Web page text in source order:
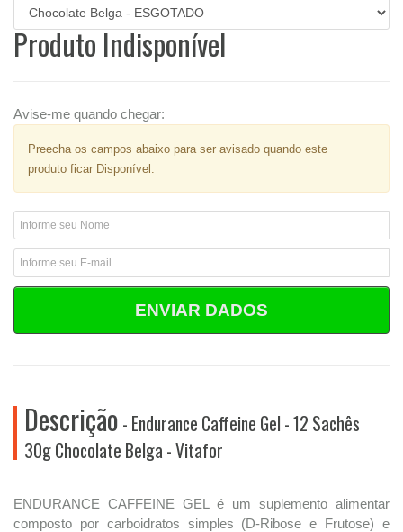
Produto Indisponível
Avise-me quando chegar:
Preecha os campos abaixo para ser avisado quando este
produto ficar Disponível.
ENVIAR DADOS
Descrição - Endurance Caffeine Gel - 12 Sachês
30g Chocolate Belga - Vitafor
ENDURANCE CAFFEINE GEL é um suplemento alimentar
composto por carboidratos simples (D-Ribose e Frutose) e